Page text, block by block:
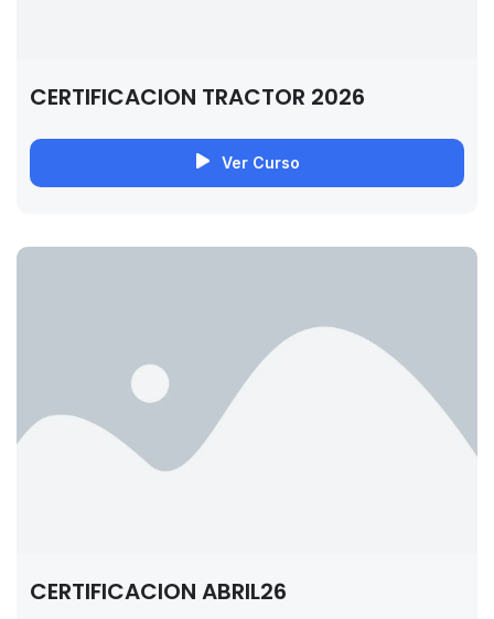
CERTIFICACION TRACTOR 2026
Ver Curso
CERTIFICACION ABRIL26